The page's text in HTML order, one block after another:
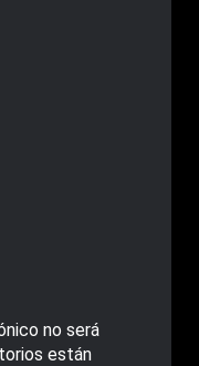
no será
están